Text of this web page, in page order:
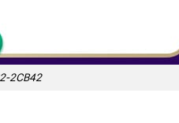
2CB42